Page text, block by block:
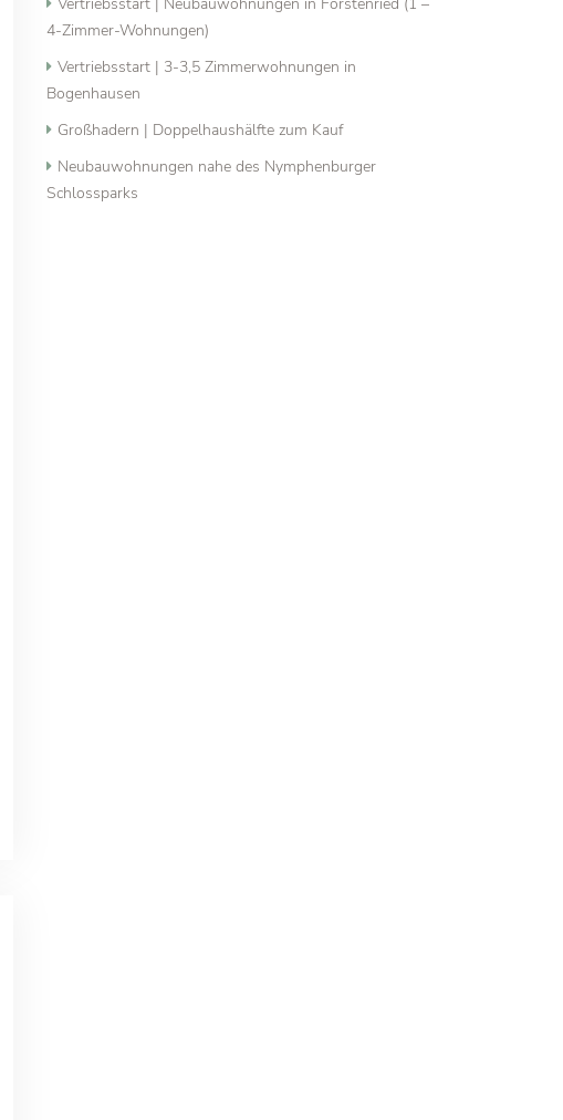
4-Zimmer-Wohnungen)
Vertriebsstart | 3-3,5 Zimmerwohnungen in
Bogenhausen
Großhadern | Doppelhaushälfte zum Kauf
Neubauwohnungen nahe des Nymphenburger
Schlossparks